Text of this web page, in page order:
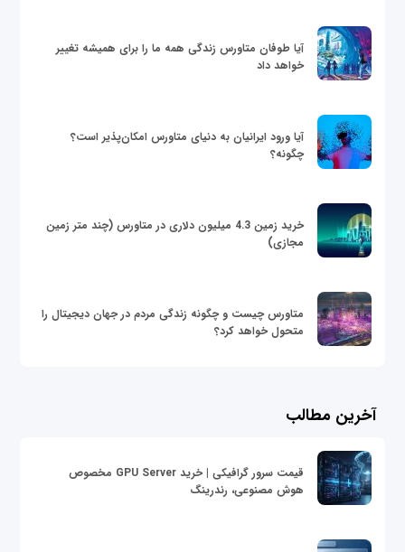
آیا طوفان متاورس زندگی همه ما را برای همیشه تغییر
خواهد داد
آیا ورود ایرانیان به دنیای متاورس امکان‌پذیر است؟
چگونه؟
خرید زمین 4.3 میلیون دلاری در متاورس (چند متر زمین
مجازی)
متاورس چیست و چگونه زندگی مردم در جهان دیجیتال را
متحول خواهد کرد؟
آخرین مطالب
قیمت سرور گرافیکی | خرید GPU Server مخصوص
هوش مصنوعی، رندرینگ